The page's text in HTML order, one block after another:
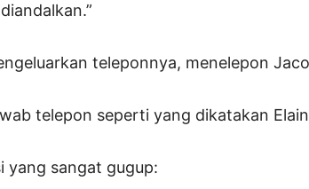
teleponnya, menelepon
telepon seperti yang dikatakan
yang sangat gugup: